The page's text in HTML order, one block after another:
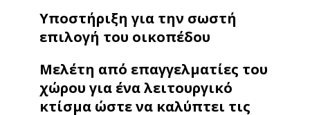
Υποστήριξη για την σωστή
επιλογή του οικοπέδου
Μελέτη από επαγγελματίες του
χώρου για ένα λειτουργικό
κτίσμα ώστε να καλύπτει τις